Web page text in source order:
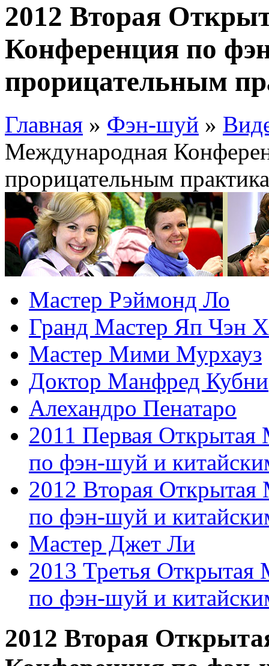
2012 Вторая
Конференция по
прорицательным
Главная » Фэн-шуй »
Международная
прорицательным
Мастер Рэймонд Ло
Гранд Мастер Яп Чэн
Мастер Мими Мурхауз
Доктор Манфред Кубни
Алехандро Пенатаро
2011 Первая
по фэн-шуй и
2012 Вторая
по фэн-шуй и
Мастер Джет Ли
2013 Третья
по фэн-шуй и
2012 Вторая